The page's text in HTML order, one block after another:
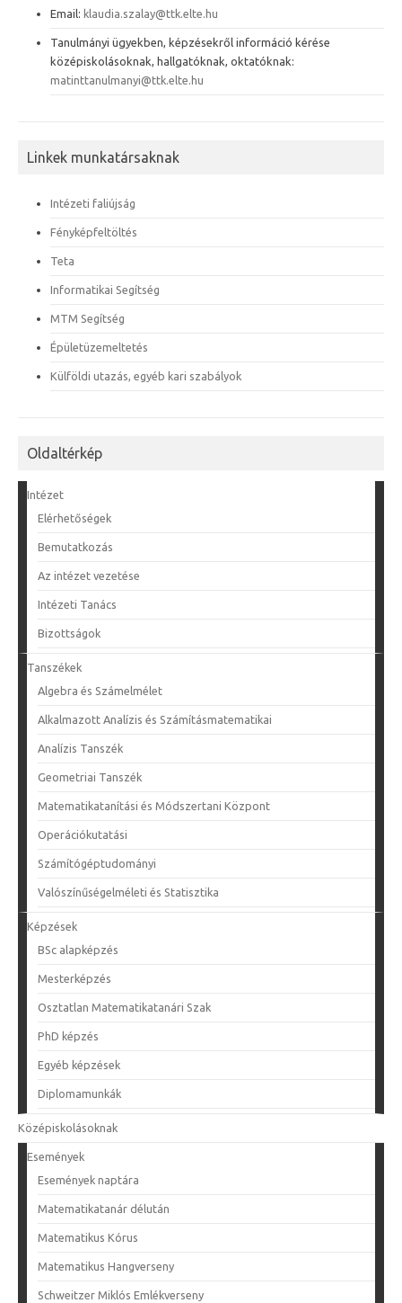
Email: klaudia.szalay@ttk.elte.hu
Tanulmányi ügyekben, képzésekről információ kérése
középiskolásoknak, hallgatóknak, oktatóknak:
matinttanulmanyi@ttk.elte.hu
Linkek munkatársaknak
Intézeti faliújság
Fényképfeltöltés
Teta
Informatikai Segítség
MTM Segítség
Épületüzemeltetés
Külföldi utazás, egyéb kari szabályok
Oldaltérkép
Intézet
Elérhetőségek
Bemutatkozás
Az intézet vezetése
Intézeti Tanács
Bizottságok
Tanszékek
Algebra és Számelmélet
Alkalmazott Analízis és Számításmatematikai
Analízis Tanszék
Geometriai Tanszék
Matematikatanítási és Módszertani Központ
Operációkutatási
Számítógéptudományi
Valószínűségelméleti és Statisztika
Képzések
BSc alapképzés
Mesterképzés
Osztatlan Matematikatanári Szak
PhD képzés
Egyéb képzések
Diplomamunkák
Középiskolásoknak
Események
Események naptára
Matematikatanár délután
Matematikus Kórus
Matematikus Hangverseny
Schweitzer Miklós Emlékverseny